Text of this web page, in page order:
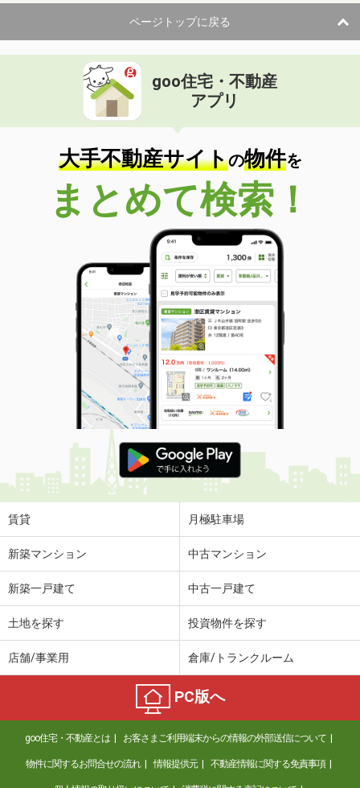
専有面積 73m²
間取り
3LDK
愛媛県松山市辰巳町
価 格
1,300万円
住 所
愛媛県松山市辰巳町
専有面積 81.71m²
間取り
3LDK
愛媛県松山市岩崎町１丁目
価 格
1,750万円
愛媛県松山市岩崎町１丁目
67.47m²
間取り
3LDK
ページトップに戻る
goo住宅・不動産
アプリ
大手不動産サイトの物件を
まとめて検索！
賃貸 月極駐車場
新築マンション 中古マンション
新築一戸建て 中古一戸建て
土地を探す 投資物件を探す
店舗/事業用 倉庫/トランクルーム
PC版へ
goo住宅・不動産とは お客さまご利用端末からの情報の外部送信について
物件に関するお問合せの流れ 情報提供元 不動産情報に関する免責事項